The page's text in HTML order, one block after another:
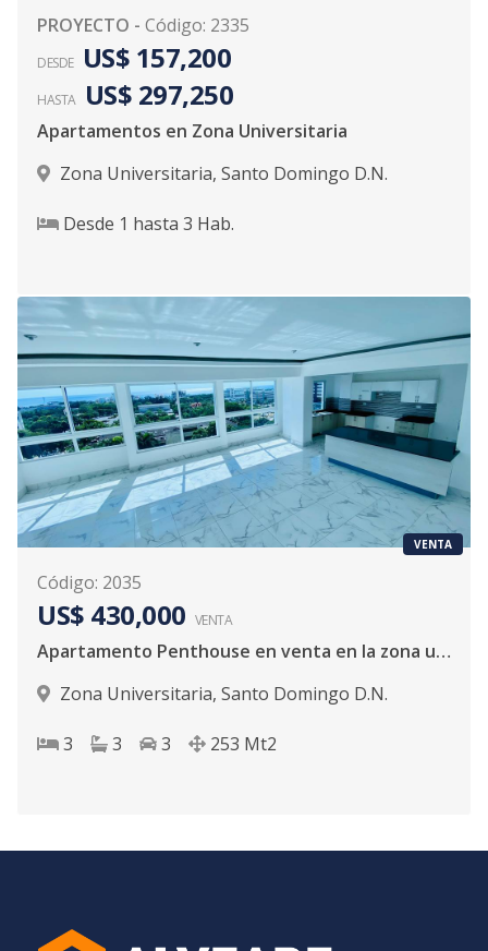
PROYECTO - Código: 2335
DESDE US$ 157,200
HASTA US$ 297,250
Apartamentos en Zona Universitaria
Zona Universitaria, Santo Domingo D.N.
Desde 1 hasta 3 Hab.
VENTA
Código: 2035
US$ 430,000 VENTA
Apartamento Penthouse en venta en la zona universitaria
Zona Universitaria, Santo Domingo D.N.
3 3 3 253 Mt2